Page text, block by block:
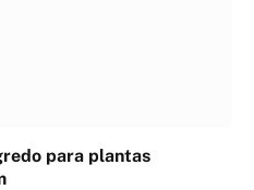
para plantas